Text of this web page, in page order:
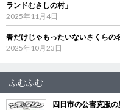
ランドむさしの村」
2025年11月4日
春だけじゃもったいないさくらの
2025年10月23日
ふむふむ
四日市の公害克服